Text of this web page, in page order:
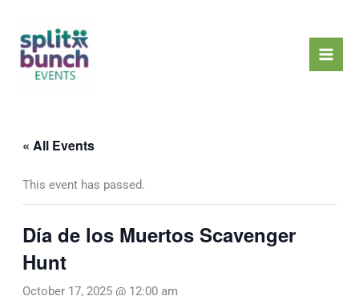
content
« All Events
This event has passed.
Día de los Muertos Scavenger
Hunt
October 17, 2025 @ 12:00 am